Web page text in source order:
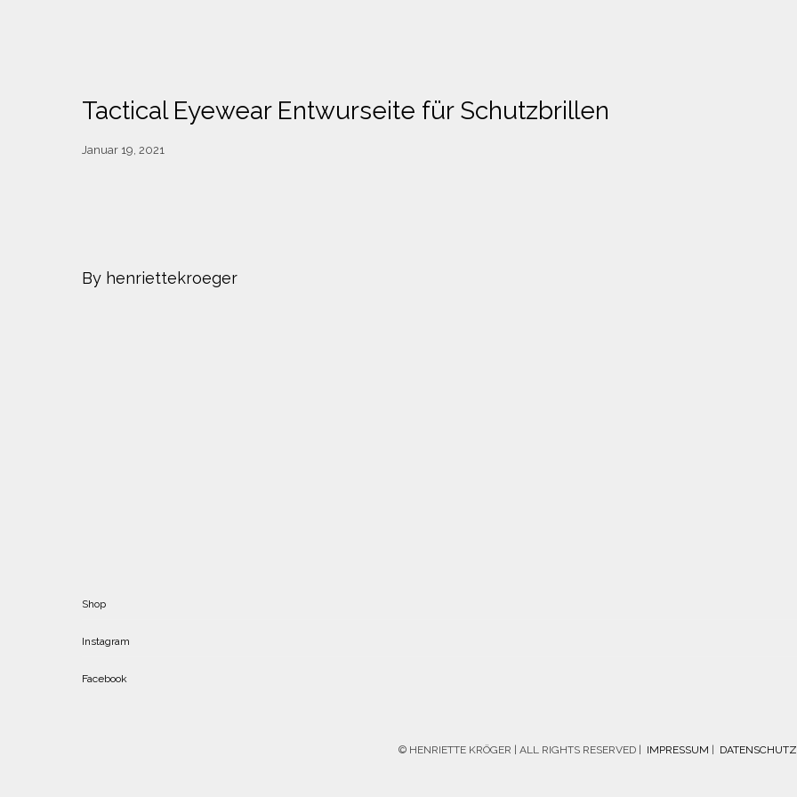
Tactical Eyewear Entwurseite für Schutzbrillen
Januar 19, 2021
By henriettekroeger
Shop
Instagram
Facebook
© HENRIETTE KRÖGER | ALL RIGHTS RESERVED | IMPRESSUM | DATENSCHUTZ